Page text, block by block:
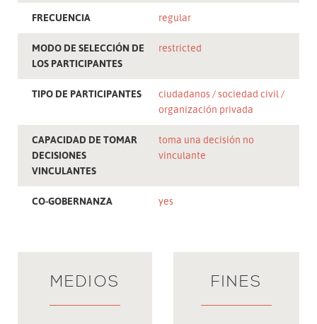
FRECUENCIA regular
MODO DE SELECCIÓN DE
LOS PARTICIPANTES
restricted
TIPO DE PARTICIPANTES ciudadanos
sociedad civil
organización privada
CAPACIDAD DE TOMAR
DECISIONES
VINCULANTES
toma una decisión no
vinculante
CO-GOBERNANZA yes
MEDIOS FINES